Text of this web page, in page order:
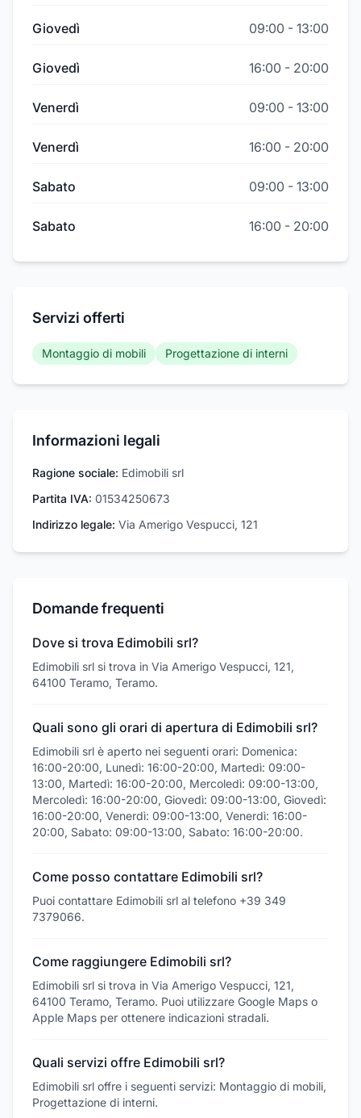
Giovedì 09:00 - 13:00
Giovedì 16:00 - 20:00
Venerdì 09:00 - 13:00
Venerdì 16:00 - 20:00
Sabato 09:00 - 13:00
Sabato 16:00 - 20:00
Servizi offerti
Montaggio di mobili Progettazione di interni
Informazioni legali
Ragione sociale: Edimobili srl
Partita IVA: 01534250673
Indirizzo legale: Via Amerigo Vespucci, 121
Domande frequenti
Dove si trova Edimobili srl?
Edimobili srl si trova in Via Amerigo Vespucci, 121,
64100 Teramo, Teramo.
Quali sono gli orari di apertura di Edimobili srl?
Edimobili srl è aperto nei seguenti orari: Domenica:
16:00-20:00, Lunedì: 16:00-20:00, Martedì: 09:00-
13:00, Martedì: 16:00-20:00, Mercoledì: 09:00-13:00,
Mercoledì: 16:00-20:00, Giovedì: 09:00-13:00, Giovedì:
16:00-20:00, Venerdì: 09:00-13:00, Venerdì: 16:00-
20:00, Sabato: 09:00-13:00, Sabato: 16:00-20:00.
Come posso contattare Edimobili srl?
Puoi contattare Edimobili srl al telefono +39 349
7379066.
Come raggiungere Edimobili srl?
Edimobili srl si trova in Via Amerigo Vespucci, 121,
64100 Teramo, Teramo. Puoi utilizzare Google Maps o
Apple Maps per ottenere indicazioni stradali.
Quali servizi offre Edimobili srl?
Edimobili srl offre i seguenti servizi: Montaggio di mobili,
Progettazione di interni.